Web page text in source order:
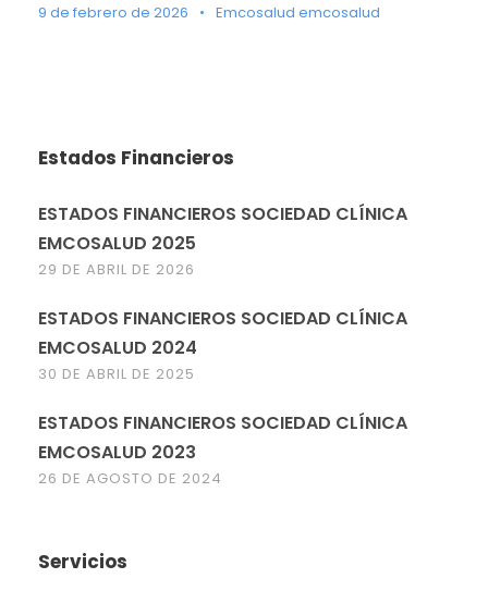
9 de febrero de 2026 • Emcosalud emcosalud
Estados Financieros
ESTADOS FINANCIEROS SOCIEDAD CLÍNICA
EMCOSALUD 2025
29 DE ABRIL DE 2026
ESTADOS FINANCIEROS SOCIEDAD CLÍNICA
EMCOSALUD 2024
30 DE ABRIL DE 2025
ESTADOS FINANCIEROS SOCIEDAD CLÍNICA
EMCOSALUD 2023
26 DE AGOSTO DE 2024
Servicios